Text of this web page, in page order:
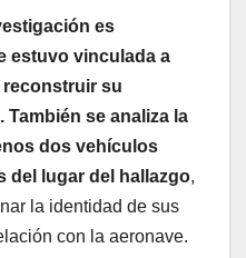
es
estuvo vinculada a
su
se analiza la
dos vehículos
del lugar del hallazgo,
la identidad de sus
con la aeronave.